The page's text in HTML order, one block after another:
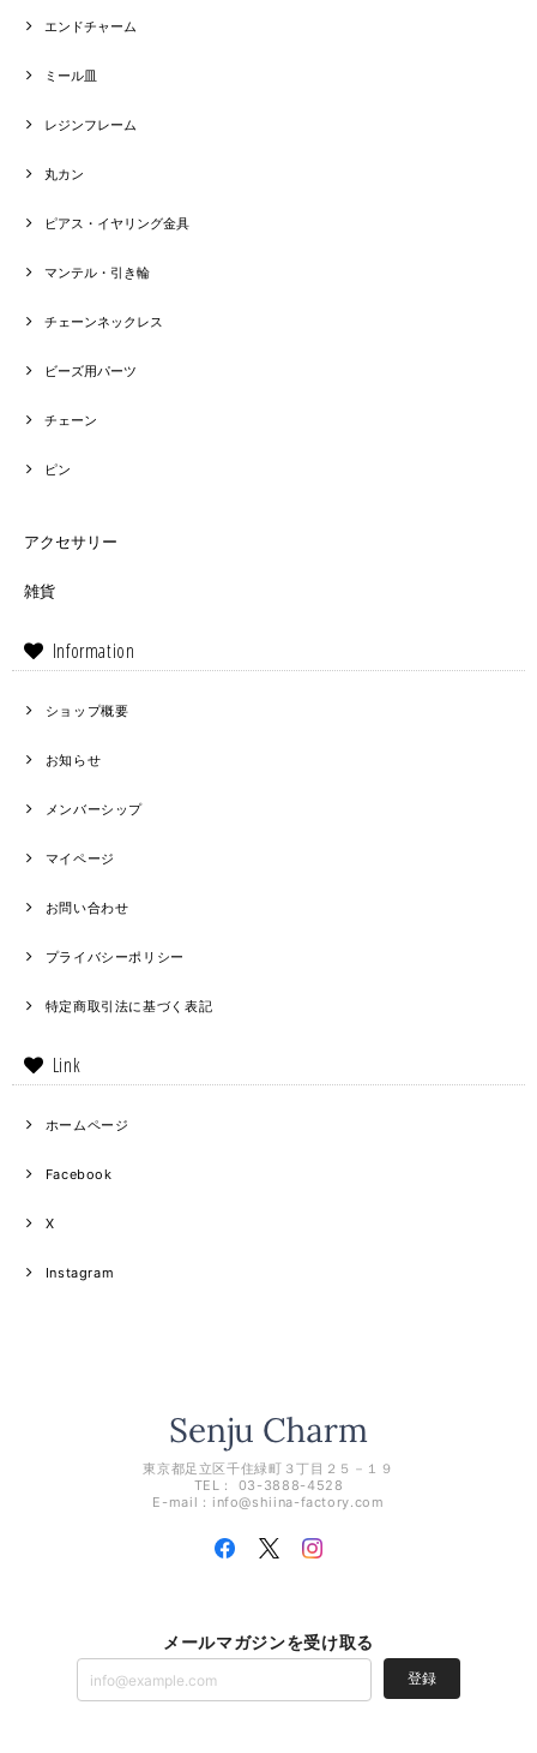
エンドチャーム
ミール皿
レジンフレーム
丸カン
ピアス・イヤリング金具
マンテル・引き輪
チェーンネックレス
ビーズ用パーツ
チェーン
ピン
アクセサリー
雑貨
Information
ショップ概要
お知らせ
メンバーシップ
マイページ
お問い合わせ
プライバシーポリシー
特定商取引法に基づく表記
Link
ホームページ
Facebook
X
Instagram
東京都足立区千住緑町３丁目２５－１９
TEL： 03-3888-4528
E-mail： info@shiina-factory.com
メールマガジンを受け取る
登録